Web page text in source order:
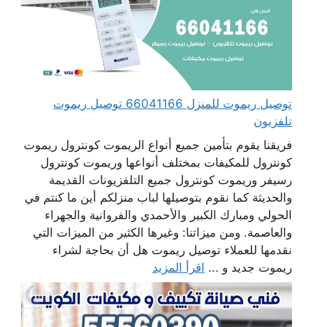
توصيل ريموت للمنزل 66041166 توصيل ريموت
تلفزيون
فريقنا يقوم بتأمين جميع أنواع الريموت كونترول ريموت
كونترول للمكيفات بمختلف أنواعها وريموت كونترول
رسيفر وريموت كونترول جميع التلفزيونات القديمة
والحديثة كما نقوم بتوصيلها لباب منزلكم أين ما كنتم في
الحولي ومبارك الكبير والأحمدي والفروانية والجهراء
والعاصمة. ومن ميزاتنا: وغيرها الكثير من الميزات التي
نقدمها للعملاء توصيل ريموت هل أن بحاجة لشراء
ريموت جديد و ... اقرأ المزيد